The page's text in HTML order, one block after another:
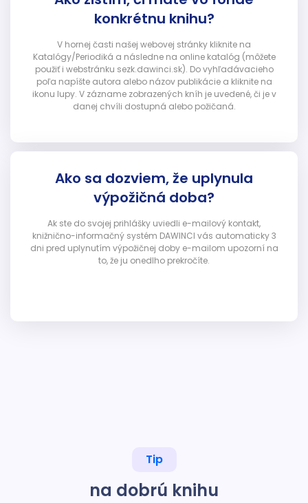
konkrétnu knihu?
V hornej časti našej webovej stránky kliknite na
Katalógy/Periodiká a následne na online katalóg (môžete
použiť i webstránku sezk.dawinci.sk). Do vyhľadávacieho
poľa napíšte autora alebo názov publikácie a kliknite na
ikonu lupy. V zázname zobrazených kníh je uvedené, či je v
danej chvíli dostupná alebo požičaná.
Ako sa dozviem, že uplynula
výpožičná doba?
Ak ste do svojej prihlášky uviedli e-mailový kontakt,
knižnično-informačný systém DAWINCI vás automaticky 3
dni pred uplynutím výpožičnej doby e-mailom upozorní na
to, že ju onedlho prekročíte.
Tip
na dobrú knihu